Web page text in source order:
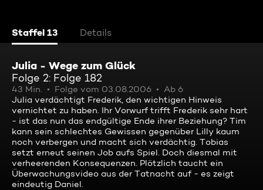
Staffel 13 Details
Julia - Wege zum Glück
Folge 2: Folge 182
43 Min. Folge vom 03.08.2006
Ab 6
Julia verdächtigt Frederik, den wichtigen Hinweis
vernichtet zu haben. Ihr Vorwurf trifft Frederik sehr hart
- ist das nun das endgültige Ende ihrer Beziehung? Tim
kann sein schlechtes Gewissen gegenüber Lilly kaum
noch verbergen und macht sich verdächtig. Tobias
setzt erneut seinen Job aufs Spiel. Doch diesmal mit
verheerenden Konsequenzen. Plötzlich taucht ein
Überwachungsvideo aus der Tatnacht auf - es zeigt
eindeutig Daniel.